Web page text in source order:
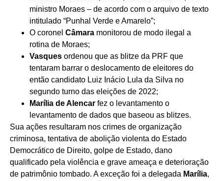
ministro Moraes – de acordo com o arquivo de texto
intitulado “Punhal Verde e Amarelo”;
O coronel Câmara monitorou de modo ilegal a
rotina de Moraes;
Vasques ordenou que as blitze da PRF que
tentaram barrar o deslocamento de eleitores do
então candidato Luiz Inácio Lula da Silva no
segundo turno das eleições de 2022;
Marília de Alencar fez o levantamento o
levantamento de dados que baseou as blitzes.
Sua ações resultaram nos crimes de organização
criminosa, tentativa de abolição violenta do Estado
Democrático de Direito, golpe de Estado, dano
qualificado pela violência e grave ameaça e deterioração
de patrimônio tombado. A exceção foi a delegada Marília,